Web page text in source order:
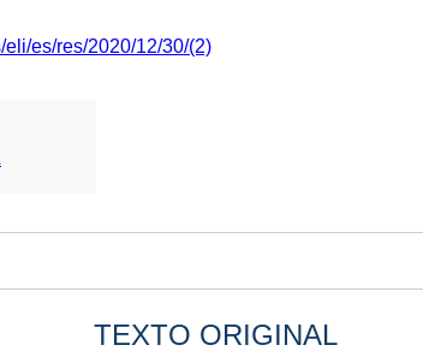
eli/es/res/2020/12/30/(2)
TEXTO ORIGINAL